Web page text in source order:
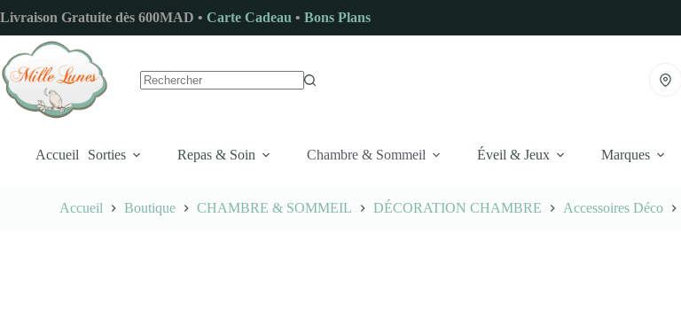
au
contenu
Livraison Gratuite dès 600MAD • Carte Cadeau • Bons Plans
Accueil Sorties Repas & Soin Chambre & Sommeil Éveil & Jeux Marques
Accueil Boutique CHAMBRE & SOMMEIL DÉCORATION CHAMBRE Accessoires Déco